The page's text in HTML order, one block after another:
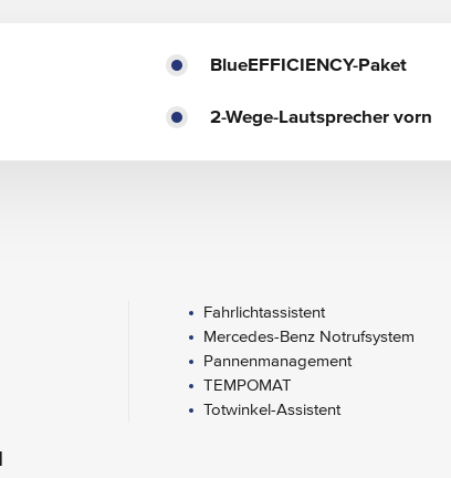
BlueEFFICIENCY-Paket
2-Wege-Lautsprecher vorn
Fahrlichtassistent
Mercedes-Benz Notrufsystem
Pannenmanagement
TEMPOMAT
Totwinkel-Assistent